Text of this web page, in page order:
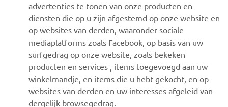
MEER YAMAHA
ONDERSTEUNING
NIEUWSBRIEF
Wees de eerste die meer te weten komt over de nieuwste deals,
advertenties te tonen van onze producten en
diensten die op u zijn afgestemd op onze website en
op websites van derden, waaronder sociale
mediaplatforms zoals Facebook, op basis van uw
surfgedrag op onze website, zoals bekeken
producten en services , items toegevoegd aan uw
winkelmandje, en items die u hebt gekocht, en op
websites van derden en uw interesses afgeleid van
dergelijk browsegedrag.